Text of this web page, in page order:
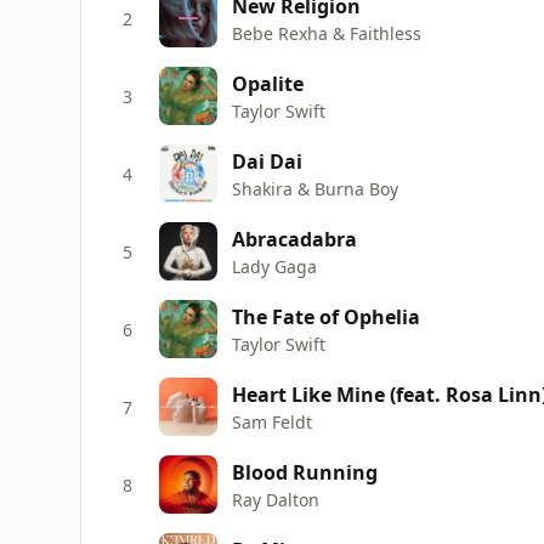
2 New Religion
Bebe Rexha & Faithless
3 Opalite
Taylor Swift
4 Dai Dai
Shakira & Burna Boy
5 Abracadabra
Lady Gaga
6 The Fate of Ophelia
Taylor Swift
7 Heart Like Mine (feat. Rosa
Sam Feldt
8 Blood Running
Ray Dalton